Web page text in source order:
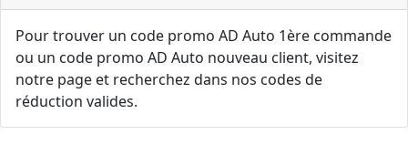
Pour trouver un code promo AD Auto 1ère commande
ou un code promo AD Auto nouveau client, visitez
notre page et recherchez dans nos codes de
réduction valides.